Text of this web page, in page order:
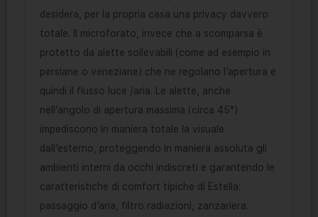
desidera, per la propria casa una privacy davvero
totale. Il microforato, invece che a scomparsa è
protetto da alette sollevabili (come ad esempio in
persiane o veneziane) che ne regolano l’apertura e
quindi il flusso luce /aria. Le alette, anche
nell’angolo di apertura massima (circa 45°)
impediscono in maniera totale la visuale
dall’esterno, proteggendo in maniera assoluta gli
ambienti interni da occhi indiscreti e garantendo le
caratteristiche di comfort tipiche di Estella:
passaggio d’aria, filtro radiazioni, zanzariera.